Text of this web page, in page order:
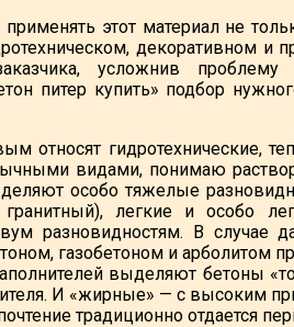
этот материал не
декоративном
усложнив
питер купить» подбор
гидротехнические,
видами, понимаю
особо тяжелые
легкие и особо
разновидностям. В случае
газобетоном и арболитом
выделяют бетоны
И «жирные» — с высоким
традиционно отдается